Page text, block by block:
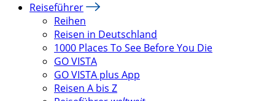
Reiseführer
Reihen
Reisen in Deutschland
1000 Places To See Before You Die
GO VISTA
GO VISTA plus App
Reisen A bis Z